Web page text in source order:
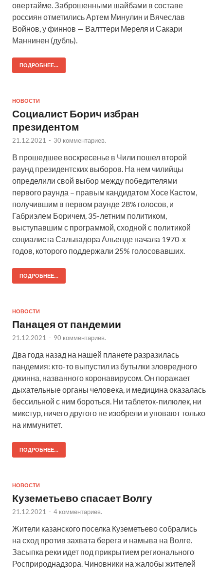
овертайме. Заброшенными шайбами в составе
россиян отметились Артем Минулин и Вячеслав
Войнов, у финнов — Валттери Мереля и Сакари
Маннинен (дубль).
ПОДРОБНЕЕ...
НОВОСТИ
Социалист Борич избран
президентом
21.12.2021 - 30 комментариев.
В прошедшее воскресенье в Чили пошел второй
раунд президентских выборов. На нем чилийцы
определили свой выбор между победителями
первого раунда – правым кандидатом Хосе Кастом,
получившим в первом раунде 28% голосов, и
Габриэлем Боричем, 35-летним политиком,
выступавшим с программой, сходной с политикой
социалиста Сальвадора Альенде начала 1970-х
годов, которого поддержали 25% голосовавших.
ПОДРОБНЕЕ...
НОВОСТИ
Панацея от пандемии
21.12.2021 - 90 комментариев.
Два года назад на нашей планете разразилась
пандемия: кто-то выпустил из бутылки зловредного
джинна, названного коронавирусом. Он поражает
дыхательные органы человека, и медицина оказалась
бессильной с ним бороться. Ни таблеток-пилюлек, ни
микстур, ничего другого не изобрели и уповают только
на иммунитет.
ПОДРОБНЕЕ...
НОВОСТИ
Куземетьево спасает Волгу
21.12.2021 - 4 комментариев.
Жители казанского поселка Куземетьево собрались
на сход против захвата берега и намыва на Волге.
Засыпка реки идет под прикрытием регионального
Росприроднадзора. Чиновники на жалобы жителей